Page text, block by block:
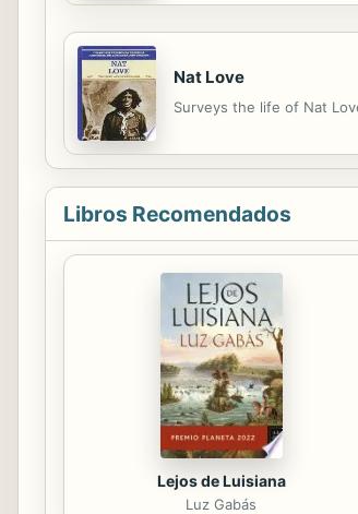
Nat Love
Surveys the life of Nat
Libros Recomendados
Lejos de Luisiana
Luz Gabás